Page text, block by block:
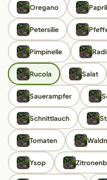
Oregano
Petersilie
Pimpinelle
Rucola Salat
Sauerampfer
Schnittlauch
Tomaten
Ysop